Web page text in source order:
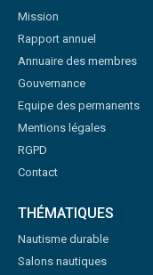
Mission
Rapport annuel
Annuaire des membres
Gouvernance
Equipe des permanents
Mentions légales
RGPD
Contact
THÉMATIQUES
Nautisme durable
Salons nautiques